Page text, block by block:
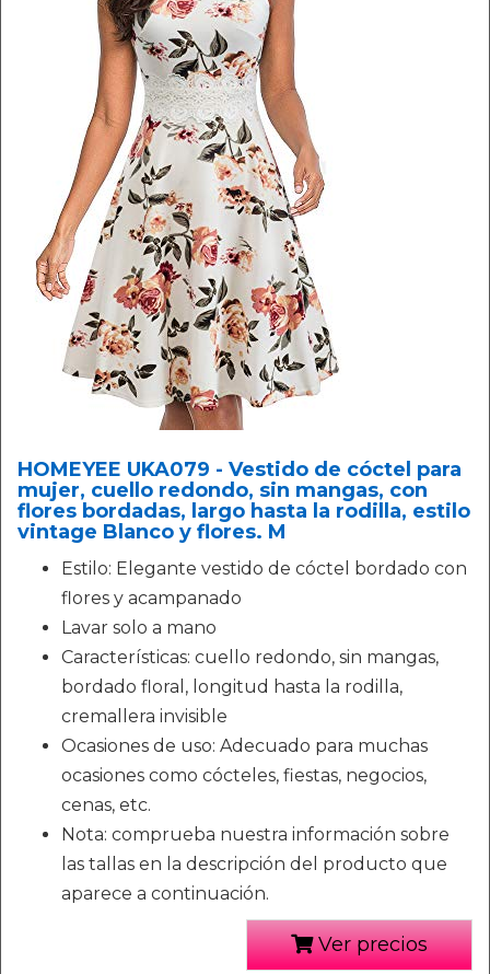
HOMEYEE UKA079 - Vestido de cóctel para
mujer, cuello redondo, sin mangas, con
flores bordadas, largo hasta la rodilla, estilo
vintage Blanco y flores. M
Estilo: Elegante vestido de cóctel bordado con
flores y acampanado
Lavar solo a mano
Características: cuello redondo, sin mangas,
bordado floral, longitud hasta la rodilla,
cremallera invisible
Ocasiones de uso: Adecuado para muchas
ocasiones como cócteles, fiestas, negocios,
cenas, etc.
Nota: comprueba nuestra información sobre
las tallas en la descripción del producto que
aparece a continuación.
Ver precios